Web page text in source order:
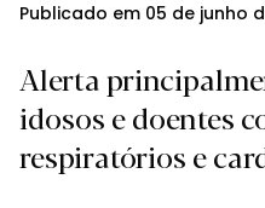
Publicado em 05 de junho
Alerta
idosos e doentes
respiratórios e